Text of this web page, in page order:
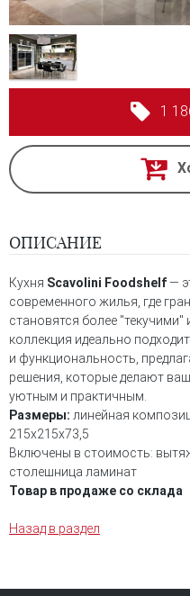
1
ОПИСАНИЕ
Кухня Scavolini Foodshelf —
современного жилья, где
становятся более
коллекция идеально
и функциональность,
решения, которые делают
уютным и практичным.
Размеры: линейная
215x215x73,5
Включены в стоимость:
столешница ламинат
Товар в продаже со склада
Назад в раздел